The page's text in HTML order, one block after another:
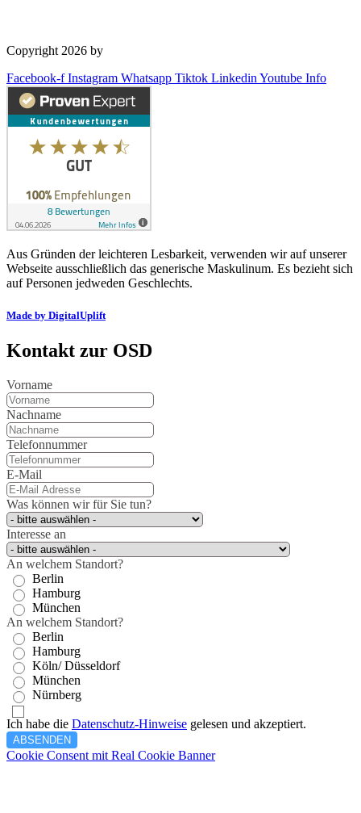
Copyright 2026 by
Facebook-f Instagram Whatsapp Tiktok Linkedin Youtube Info
Aus Gründen der leichteren Lesbarkeit, verwenden wir auf unserer
Webseite ausschließlich das generische Maskulinum. Es bezieht sich
auf Personen jedweden Geschlechts.
Made by DigitalUplift
Kontakt zur OSD
Vorname
Nachname
Telefonnummer
E-Mail
Was können wir für Sie tun?
Interesse an
An welchem Standort?
Berlin
Hamburg
München
An welchem Standort?
Berlin
Hamburg
Köln/ Düsseldorf
München
Nürnberg
Ich habe die Datenschutz-Hinweise gelesen und akzeptiert.
ABSENDEN
Cookie Consent mit Real Cookie Banner